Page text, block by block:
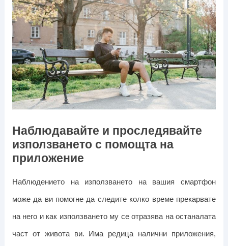
Наблюдавайте и проследявайте
използването с помощта на
приложение
Наблюдението на използването на вашия смартфон
може да ви помогне да следите колко време прекарвате
на него и как използването му се отразява на останалата
част от живота ви. Има редица налични приложения,